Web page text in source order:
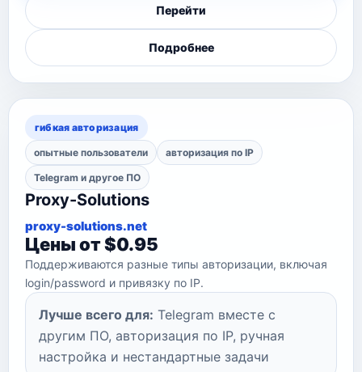
Перейти
Подробнее
гибкая авторизация
опытные пользователи авторизация по IP
Telegram и другое ПО
Proxy-Solutions
proxy-solutions.net
Цены от $0.95
Поддерживаются разные типы авторизации, включая
login/password и привязку по IP.
Лучше всего для: Telegram вместе с
другим ПО, авторизация по IP, ручная
настройка и нестандартные задачи